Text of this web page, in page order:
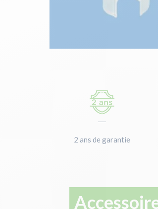
—
2 ans de garantie